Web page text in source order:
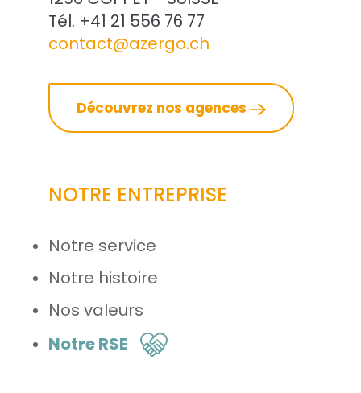
Tél. +41 21 556 76 77
contact@azergo.ch
Découvrez nos agences
NOTRE ENTREPRISE
Notre service
Notre histoire
Nos valeurs
Notre RSE